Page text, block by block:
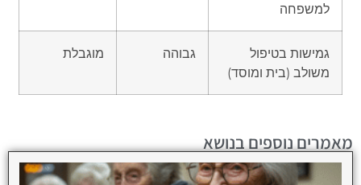
למשפחה
גמישות בטיפול
משולב (בית ומוסד)
גבוהה מוגבלת
מאמרים נוספים בנושא